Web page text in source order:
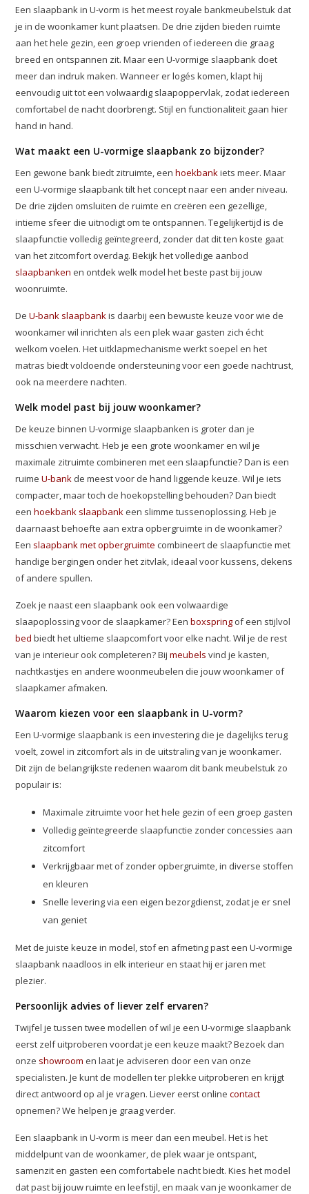
Een slaapbank in U-vorm is het meest royale bankmeubelstuk dat
je in de woonkamer kunt plaatsen. De drie zijden bieden ruimte
aan het hele gezin, een groep vrienden of iedereen die graag
breed en ontspannen zit. Maar een U-vormige slaapbank doet
meer dan indruk maken. Wanneer er logés komen, klapt hij
eenvoudig uit tot een volwaardig slaapoppervlak, zodat iedereen
comfortabel de nacht doorbrengt. Stijl en functionaliteit gaan hier
hand in hand.
Wat maakt een U-vormige slaapbank zo bijzonder?
Een gewone bank biedt zitruimte, eenhoekbankiets meer. Maar
een U-vormige slaapbank tilt het concept naar een ander niveau.
De drie zijden omsluiten de ruimte en creëren een gezellige,
intieme sfeer die uitnodigt om te ontspannen. Tegelijkertijd is de
slaapfunctie volledig geïntegreerd, zonder dat dit ten koste gaat
van het zitcomfort overdag. Bekijk het volledige aanbod
slaapbanken en ontdek welk model het beste past bij jouw
woonruimte.
DeU-bank slaapbankis daarbij een bewuste keuze voor wie de
woonkamer wil inrichten als een plek waar gasten zich écht
welkom voelen. Het uitklapmechanisme werkt soepel en het
matras biedt voldoende ondersteuning voor een goede nachtrust,
ook na meerdere nachten.
Welk model past bij jouw woonkamer?
De keuze binnen U-vormige slaapbanken is groter dan je
misschien verwacht. Heb je een grote woonkamer en wil je
maximale zitruimte combineren met een slaapfunctie? Dan is een
ruimeU-bank de meest voor de hand liggende keuze. Wil je iets
compacter, maar toch de hoekopstelling behouden? Dan biedt
eenhoekbank slaapbank een slimme tussenoplossing. Heb je
daarnaast behoefte aan extra opbergruimte in de woonkamer?
Een slaapbank met opbergruimte combineert de slaapfunctie met
handige bergingen onder het zitvlak, ideaal voor kussens, dekens
of andere spullen.
Zoek je naast een slaapbank ook een volwaardige
slaapoplossing voor de slaapkamer? Eenboxspring of een stijlvol
bed biedt het ultieme slaapcomfort voor elke nacht. Wil je de rest
van je interieur ook completeren? Bijmeubels vind je kasten,
nachtkastjes en andere woonmeubelen die jouw woonkamer of
slaapkamer afmaken.
Waarom kiezen voor een slaapbank in U-vorm?
Een U-vormige slaapbank is een investering die je dagelijks terug
voelt, zowel in zitcomfort als in de uitstraling van je woonkamer.
Dit zijn de belangrijkste redenen waarom dit bank meubelstuk zo
populair is:
Maximale zitruimte voor het hele gezin of een groep gasten
Volledig geïntegreerde slaapfunctie zonder concessies aan
zitcomfort
Verkrijgbaar met of zonder opbergruimte, in diverse stoffen
en kleuren
Snelle levering via een eigen bezorgdienst, zodat je er snel
van geniet
Met de juiste keuze in model, stof en afmeting past een U-vormige
slaapbank naadloos in elk interieur en staat hij er jaren met
plezier.
Persoonlijk advies of liever zelf ervaren?
Twijfel je tussen twee modellen of wil je een U-vormige slaapbank
eerst zelf uitproberen voordat je een keuze maakt? Bezoek dan
onze showroom en laat je adviseren door een van onze
specialisten. Je kunt de modellen ter plekke uitproberen en krijgt
direct antwoord op al je vragen. Liever eerst onlinecontact
opnemen? We helpen je graag verder.
Een slaapbank in U-vorm is meer dan een meubel. Het is het
middelpunt van de woonkamer, de plek waar je ontspant,
samenzit en gasten een comfortabele nacht biedt. Kies het model
dat past bij jouw ruimte en leefstijl, en maak van je woonkamer de